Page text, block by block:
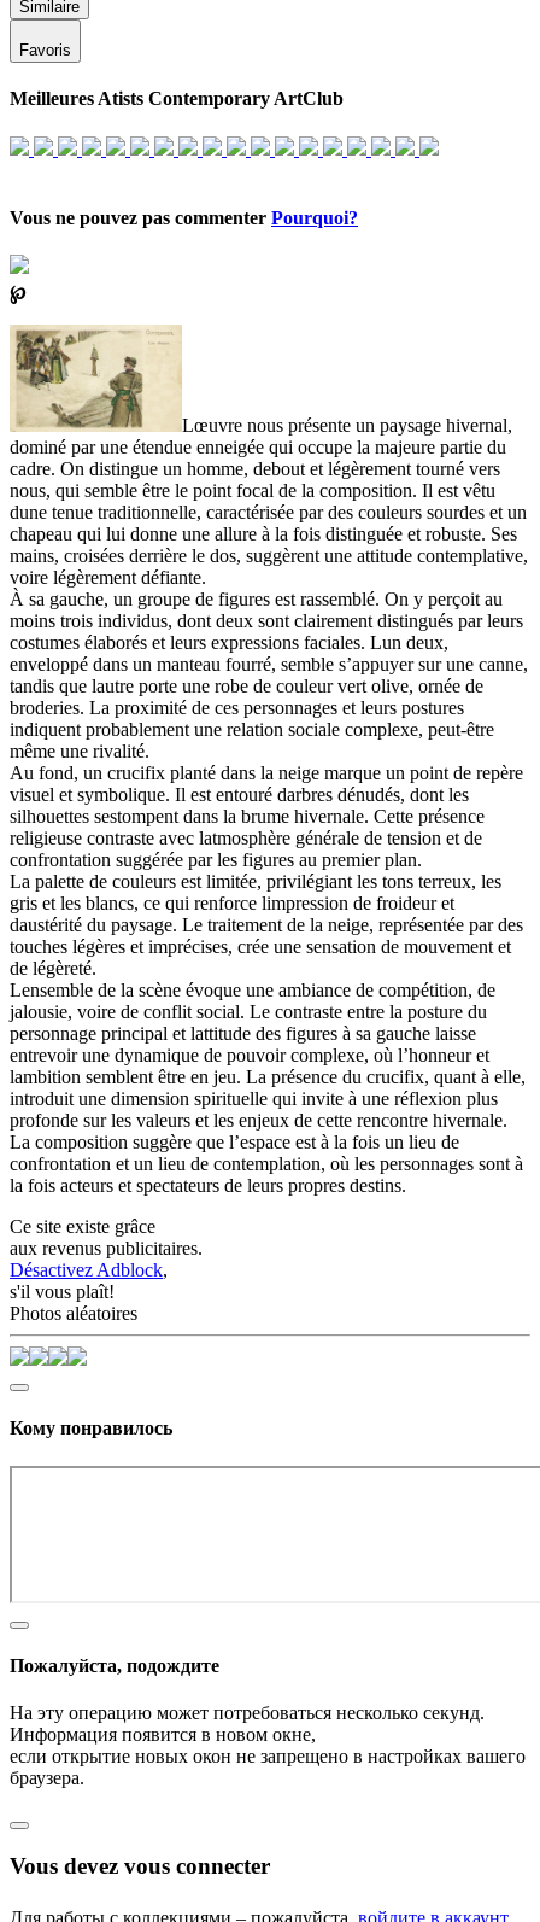
Similaire
Favoris
Meilleures Atists Contemporary ArtClub
Vous ne pouvez pas commenter Pourquoi?
℘
Lœuvre nous présente un paysage hivernal,
dominé par une étendue enneigée qui occupe la majeure partie du
cadre. On distingue un homme, debout et légèrement tourné vers
nous, qui semble être le point focal de la composition. Il est vêtu
dune tenue traditionnelle, caractérisée par des couleurs sourdes et un
chapeau qui lui donne une allure à la fois distinguée et robuste. Ses
mains, croisées derrière le dos, suggèrent une attitude contemplative,
voire légèrement défiante.
À sa gauche, un groupe de figures est rassemblé. On y perçoit au
moins trois individus, dont deux sont clairement distingués par leurs
costumes élaborés et leurs expressions faciales. Lun deux,
enveloppé dans un manteau fourré, semble s’appuyer sur une canne,
tandis que lautre porte une robe de couleur vert olive, ornée de
broderies. La proximité de ces personnages et leurs postures
indiquent probablement une relation sociale complexe, peut-être
même une rivalité.
Au fond, un crucifix planté dans la neige marque un point de repère
visuel et symbolique. Il est entouré darbres dénudés, dont les
silhouettes sestompent dans la brume hivernale. Cette présence
religieuse contraste avec latmosphère générale de tension et de
confrontation suggérée par les figures au premier plan.
La palette de couleurs est limitée, privilégiant les tons terreux, les
gris et les blancs, ce qui renforce limpression de froideur et
daustérité du paysage. Le traitement de la neige, représentée par des
touches légères et imprécises, crée une sensation de mouvement et
de légèreté.
Lensemble de la scène évoque une ambiance de compétition, de
jalousie, voire de conflit social. Le contraste entre la posture du
personnage principal et lattitude des figures à sa gauche laisse
entrevoir une dynamique de pouvoir complexe, où l’honneur et
lambition semblent être en jeu. La présence du crucifix, quant à elle,
introduit une dimension spirituelle qui invite à une réflexion plus
profonde sur les valeurs et les enjeux de cette rencontre hivernale.
La composition suggère que l’espace est à la fois un lieu de
confrontation et un lieu de contemplation, où les personnages sont à
la fois acteurs et spectateurs de leurs propres destins.
Ce site existe grâce
aux revenus publicitaires.
Désactivez Adblock,
s'il vous plaît!
Photos aléatoires
Кому понравилось
Пожалуйста, подождите
На эту операцию может потребоваться несколько секунд.
Информация появится в новом окне,
если открытие новых окон не запрещено в настройках вашего
браузера.
Vous devez vous connecter
Для работы с коллекциями – пожалуйста, войдите в аккаунт